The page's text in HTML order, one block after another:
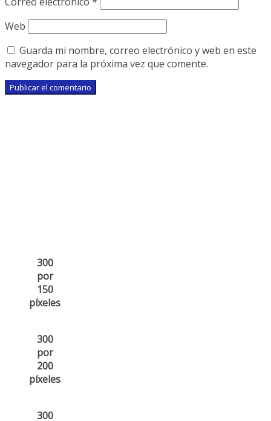
Web
Guarda mi nombre, correo electrónico y web en este
navegador para la próxima vez que comente.
300
por
150
píxeles
300
por
200
píxeles
300